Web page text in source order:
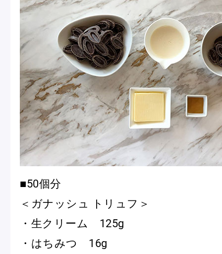
店舗一覧
Nos adresses
国内ブティック一覧 海外ブ
ガイド
ログイン
ショッピングバッグ
■50個分
＜ガナッシュ トリュフ＞
・生クリーム 125g
・はちみつ 16g